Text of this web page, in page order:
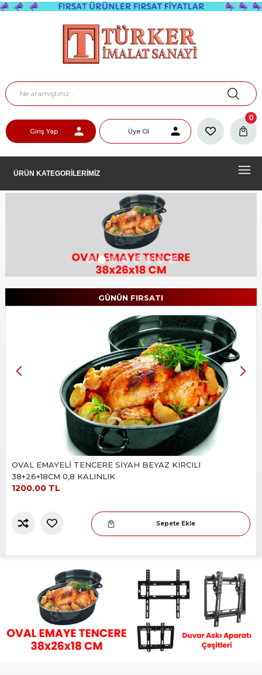
Giriş Yap Üye Ol
0
ÜRÜN KATEGORİLERİMİZ
GÜNÜN FIRSATI
OVAL EMAYELİ TENCERE SİYAH BEYAZ KIRCILI
38+26+18CM 0,8 KALINLIK
1200.00 TL
Sepete Ekle